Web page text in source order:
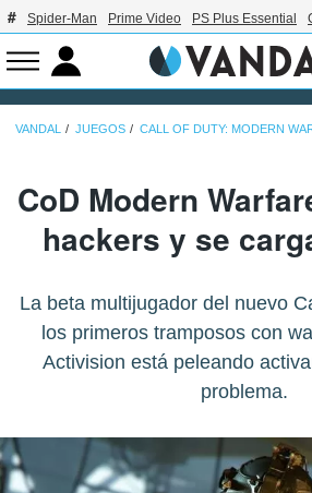
Spider-Man Prime Video PS Plus Essential
VANDAL JUEGOS CALL OF DUTY: MODERN
CoD Modern
hackers y se
La beta multijugador del nuevo
los primeros tramposos con
Activision está peleando
problema.